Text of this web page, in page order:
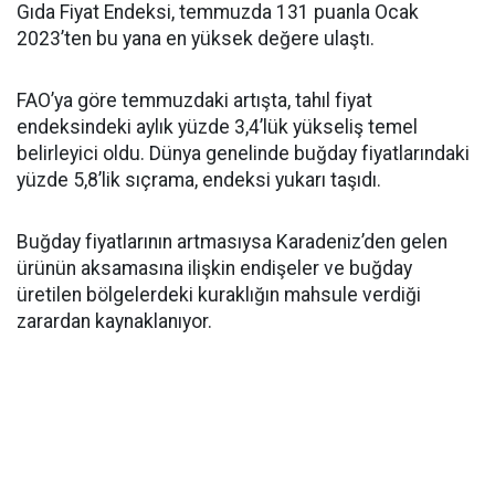
Gıda Fiyat Endeksi, temmuzda 131 puanla Ocak
2023’ten bu yana en yüksek değere ulaştı.
FAO’ya göre temmuzdaki artışta, tahıl fiyat
endeksindeki aylık yüzde 3,4’lük yükseliş temel
belirleyici oldu. Dünya genelinde buğday fiyatlarındaki
yüzde 5,8’lik sıçrama, endeksi yukarı taşıdı.
Buğday fiyatlarının artmasıysa Karadeniz’den gelen
ürünün aksamasına ilişkin endişeler ve buğday
üretilen bölgelerdeki kuraklığın mahsule verdiği
zarardan kaynaklanıyor.